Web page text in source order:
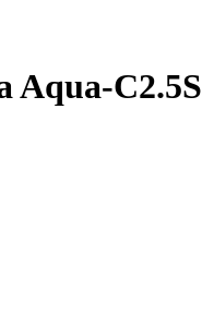
Aqua-C2.5S